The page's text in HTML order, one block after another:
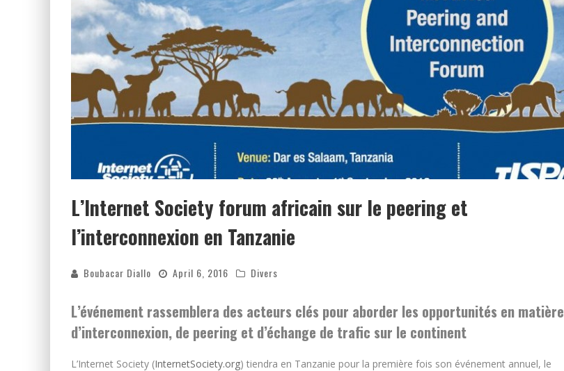
L’Internet Society forum africain sur le peering et
l’interconnexion en Tanzanie
Boubacar Diallo April 6, 2016 Divers
L’événement rassemblera des acteurs clés pour aborder les opportunités en matière
d’interconnexion, de peering et d’échange de trafic sur le continent
L’Internet Society (InternetSociety.org) tiendra en Tanzanie pour la première fois son événement annuel, le